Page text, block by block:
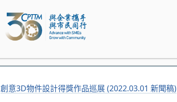
創意3D物件設計得獎作品巡展 (2022.03.01 新聞稿)